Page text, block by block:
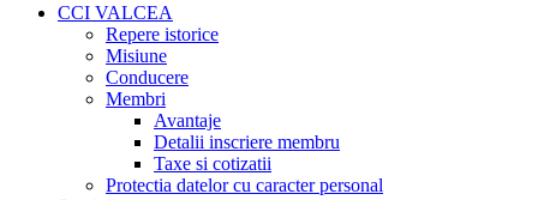
CCI VALCEA
Repere istorice
Misiune
Conducere
Membri
Avantaje
Detalii inscriere membru
Taxe si cotizatii
Protectia datelor cu caracter personal